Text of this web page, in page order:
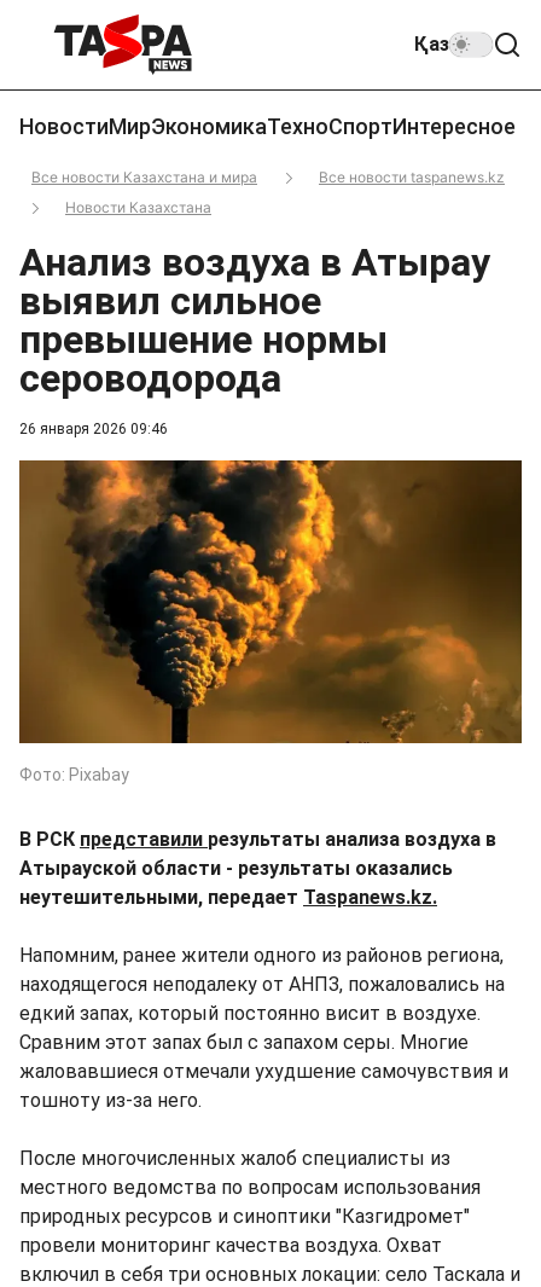
Қаз
НовостиМирЭкономикаТехноСпортИнтересное
Все новости Казахстана и мира
Все новости taspanews.kz
Новости Казахстана
26 января 2026 09:46
Анализ воздуха в Атырау
выявил сильное
превышение нормы
сероводорода
Фото: Pixabay
В РСК представили результаты анализа воздуха в
Атырауской области - результаты оказались
неутешительными, передает Taspanews.kz.
Напомним, ранее жители одного из районов региона,
находящегося неподалеку от АНПЗ, пожаловались на
едкий запах, который постоянно висит в воздухе.
Сравним этот запах был с запахом серы. Многие
жаловавшиеся отмечали ухудшение самочувствия и
тошноту из-за него.
После многочисленных жалоб специалисты из
местного ведомства по вопросам использования
природных ресурсов и синоптики "Казгидромет"
провели мониторинг качества воздуха. Охват
включил в себя три основных локации: село Таскала и